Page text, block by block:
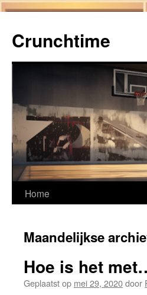
de
inhoud
Crunchtime
Home
Maandelijkse
Hoe is het
Geplaatst op mei 29, 2020door